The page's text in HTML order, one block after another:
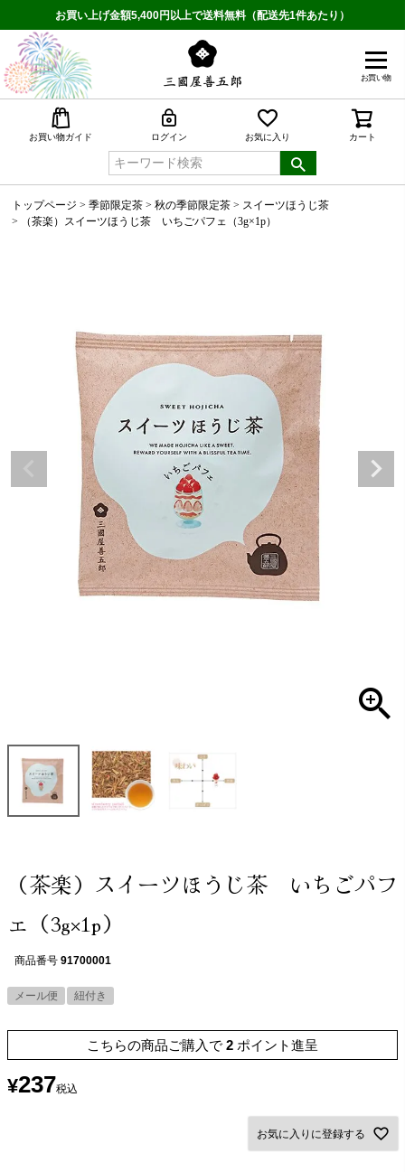
お買い上げ金額5,400円以上で送料無料（配送先1件あたり）
お買い物
お買い物ガイド ログイン お気に入り カート
トップページ 季節限定茶 秋の季節限定茶
スイーツほうじ茶
（茶楽）スイーツほうじ茶 いちごパフェ（3g×1p）
（茶楽）スイーツほうじ茶 いちごパフ
ェ（3g×1p）
商品番号 91700001
メール便 紐付き
こちらの商品ご購入で 2 ポイント進呈
¥237税込
お気に入りに登録する